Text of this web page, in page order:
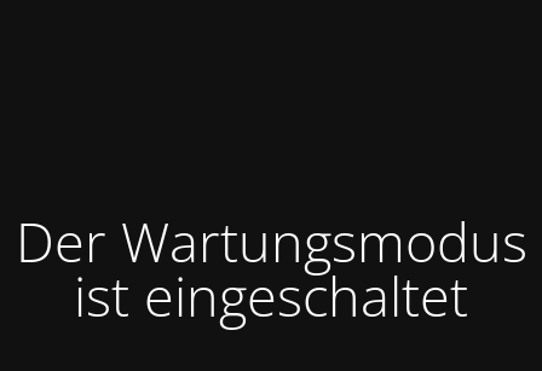
Der Wartungsmodus
ist eingeschaltet